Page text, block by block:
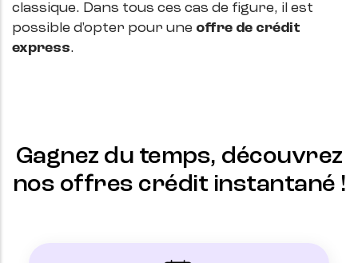
classique. Dans tous ces cas de figure, il est
possible d'opter pour une offre de crédit
express.
Gagnez du temps, découvrez
nos offres crédit instantané !